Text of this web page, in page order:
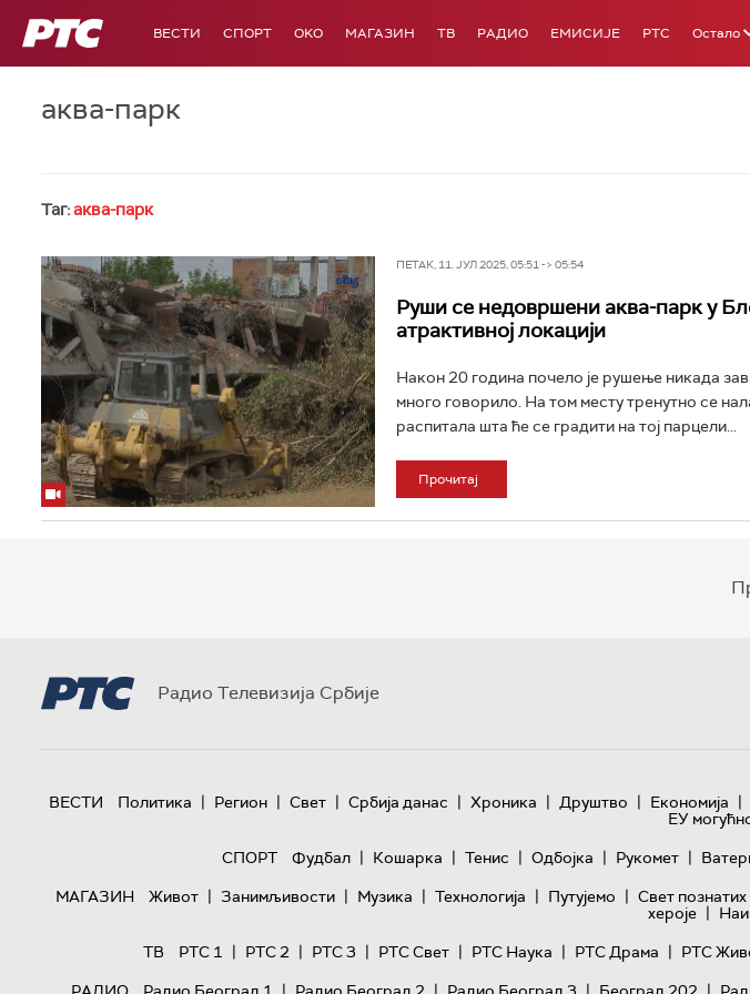
РТС ВЕСТИ СПОРТ OKO МАГАЗИН ТВ РАДИО ЕМИСИЈЕ РТС Остало
аква-парк
Таг:аква-парк
ПЕТАК, 11. ЈУЛ 2025, 05:51 -> 05:54
Руши се недовршени аква-парк у
атрактивној локацији
Након 20 година почело је рушење никада
много говорило. На том месту тренутно се
распитала шта ће се градити на тој парцели...
Прочитај
Радио Телевизија Србије
ВЕСТИ Политика | Регион | Свет | Србија данас | Хроника | Друштво | Економија |
ЕУ
СПОРТ
Фудбал | Кошарка | Тенис | Одбојка | Рукомет |
МАГАЗИН
Живот | Занимљивости | Музика | Технологијa | Путујемо | Свет познатих
хероје |
ТВ
РТС 1 | РТС 2 | РТС 3 | РТС Свет | РТС Наука | РТС Драма | РТС